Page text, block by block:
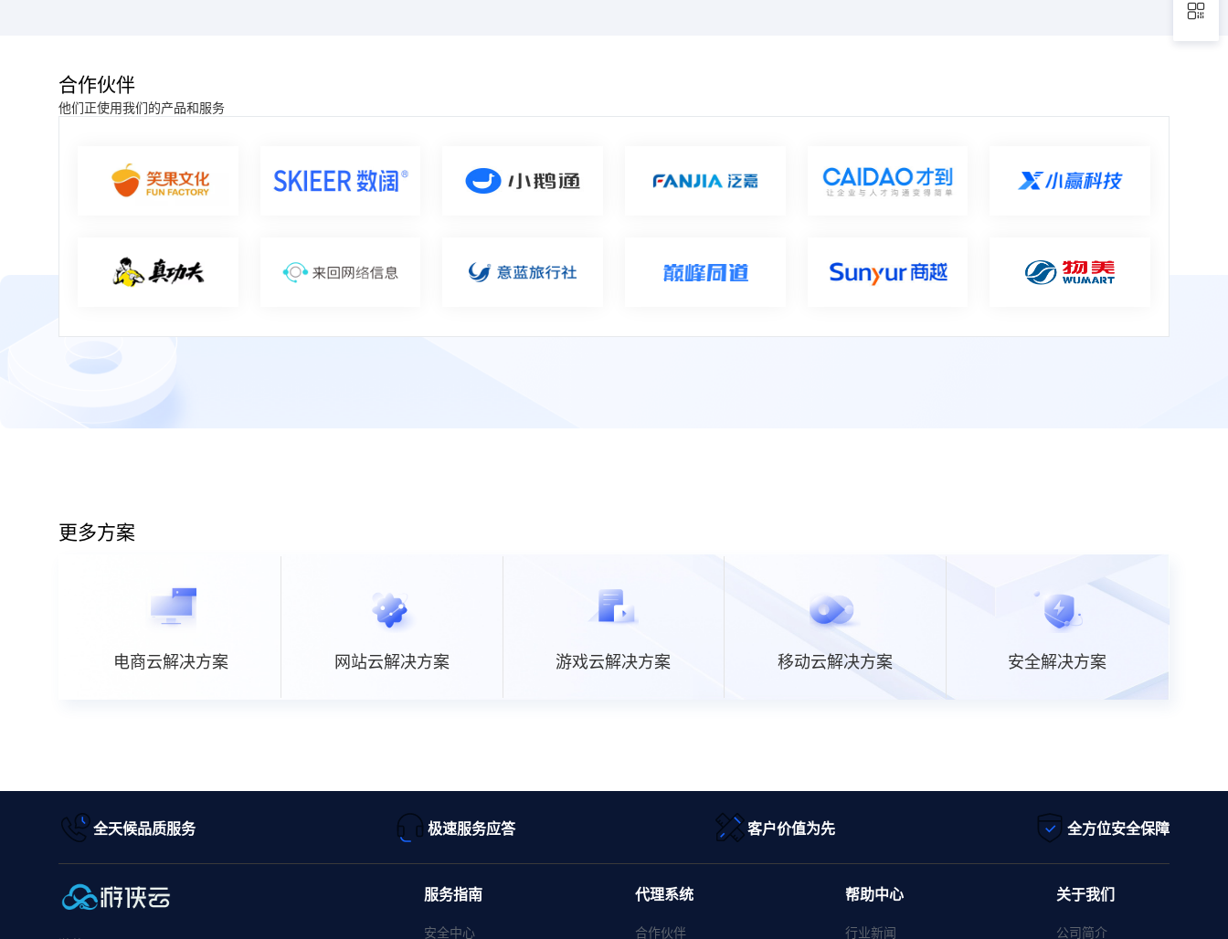
合作伙伴
他们正使用我们的产品和服务
更多方案
电商云解决方案 网站云解决方案 游戏云解决方案 移动云解决方案 安全解决方案
全天候品质服务 极速服务应答 客户价值为先 全方位安全保障
服务指南
安全中心
代理系统
合作伙伴
帮助中心
行业新闻
关于我们
公司简介